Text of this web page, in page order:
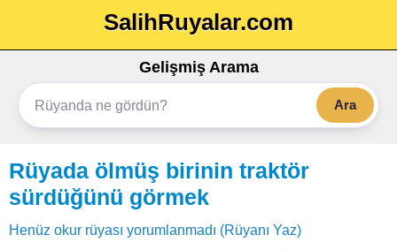
SalihRuyalar.com
Gelişmiş Arama
Ara
Rüyada ölmüş birinin traktör
sürdüğünü görmek
Henüz okur rüyası yorumlanmadı (Rüyanı Yaz)